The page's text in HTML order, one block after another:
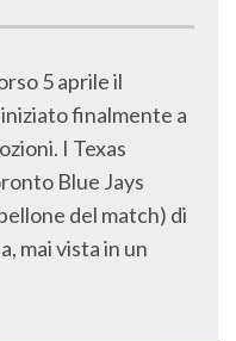
5 aprile il
finalmente a
I Texas
Blue Jays
del match) di
mai vista in un